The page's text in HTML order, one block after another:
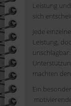
Leistung
sich
Jede
Leistung,
machten
Ein